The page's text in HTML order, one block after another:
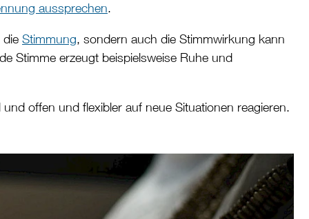
aussprechen.
die Stimmung, sondern auch die Stimmwirkung kann
Stimme erzeugt beispielsweise Ruhe und
offen und flexibler auf neue Situationen reagieren.